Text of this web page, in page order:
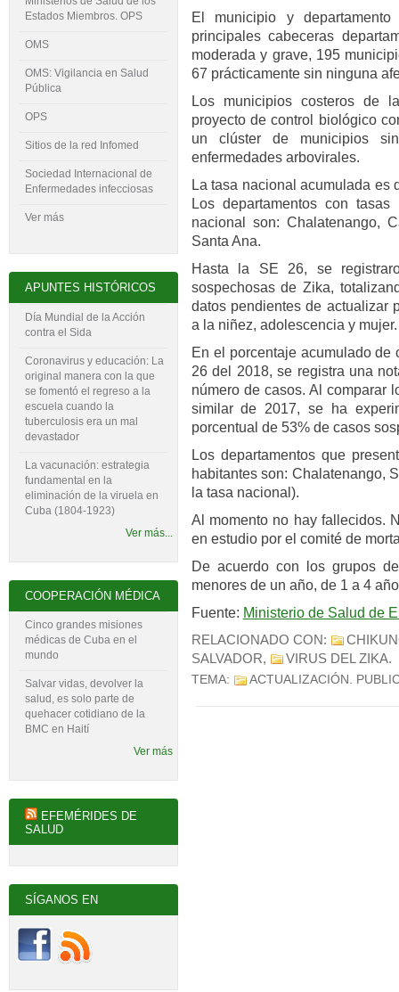
El municipio y
principales cabeceras
moderada y grave, 195
67 prácticamente sin ninguna
Los municipios costeros de
proyecto de control biológico
un clúster de municipios
enfermedades arbovirales.
La tasa nacional acumulada es
Los departamentos con
nacional son: Chalatenango,
Santa Ana.
Hasta la SE 26, se
sospechosas de Zika,
datos pendientes de actualizar
a la niñez, adolescencia y mujer.
En el porcentaje acumulado
26 del 2018, se registra una
número de casos. Al comparar
similar de 2017, se ha
porcentual de 53% de casos
Los departamentos que
habitantes son: Chalatenango,
la tasa nacional).
Al momento no hay fallecidos.
en estudio por el comité de
De acuerdo con los grupos
menores de un año, de 1 a 4
Fuente: Ministerio de Salud de
RELACIONADO CON:
SALVADOR, VIRUS DEL ZIKA.
TEMA: ACTUALIZACIÓN .
Estados Miembros. OPS
OMS
OMS: Vigilancia en Salud
Pública
OPS
Sitios de la red Infomed
Sociedad Internacional de
Enfermedades infecciosas
Ver más
APUNTES HISTÓRICOS
Día Mundial de la Acción
contra el Sida
Coronavirus y educación: La
original manera con la que
se fomentó el regreso a la
escuela cuando la
tuberculosis era un mal
devastador
La vacunación: estrategia
fundamental en la
eliminación de la viruela en
Cuba (1804-‍1923)
Ver más...
COOPERACIÓN MÉDICA
Cinco grandes misiones
médicas de Cuba en el
mundo
Salvar vidas, devolver la
salud, es solo parte de
quehacer cotidiano de la
BMC en Haití
Ver más
EFEMÉRIDES DE
SALUD
SÍGANOS EN